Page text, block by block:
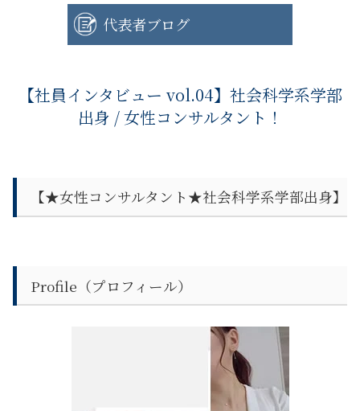
代表者ブログ
【社員インタビュー vol.04】社会科学系学部
出身 / 女性コンサルタント！
【★女性コンサルタント★社会科学系学部出身】
Profile（プロフィール）